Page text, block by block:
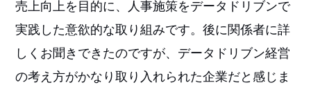
売上向上を目的に、人事施策をデータドリブンで
実践した意欲的な取り組みです。後に関係者に詳
しくお聞きできたのですが、データドリブン経営
の考え方がかなり取り入れられた企業だと感じま